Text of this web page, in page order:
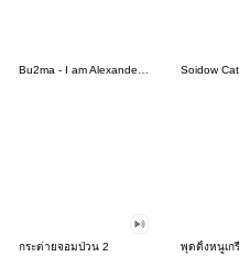
กระต่ายจอมป่วน 2